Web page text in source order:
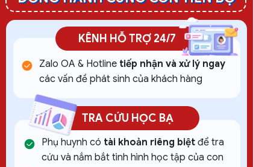
Zalo OA & Hotline tiếp nhận và xử lý ngay
các vấn đề phát sinh của khách hàng
KÊNH HỖ TRỢ 24/7
TRA CỨU HỌC BẠ
Phụ huynh có tài khoản riêng biệtđể tra
cứu và nắm bắt tình hình học tập của con